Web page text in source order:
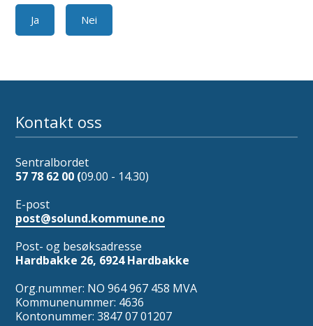
Ja Nei
Kontakt oss
Sentralbordet
57 78 62 00 (09.00 - 14.30)
E-post
post@solund.kommune.no
Post- og besøksadresse
Hardbakke 26, 6924 Hardbakke
Org.nummer: NO 964 967 458 MVA
Kommunenummer: 4636
Kontonummer: 3847 07 01207